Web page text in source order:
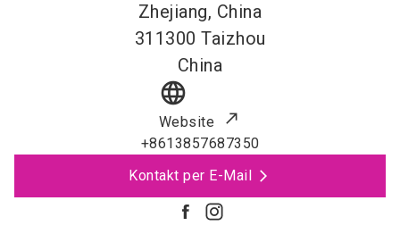
Zhejiang, China
311300 Taizhou
China
language
Website
+8613857687350
Kontakt per E-Mail